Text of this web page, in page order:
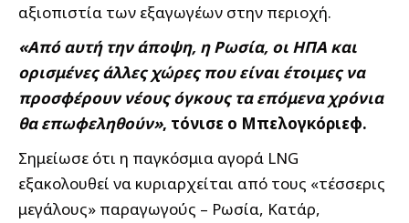
αξιοπιστία των εξαγωγέων στην περιοχή.
«Από αυτή την άποψη, η Ρωσία, οι ΗΠΑ και
ορισμένες άλλες χώρες που είναι έτοιμες να
προσφέρουν νέους όγκους τα επόμενα χρόνια
θα επωφεληθούν», τόνισε ο Μπελογκόριεφ.
Σημείωσε ότι η παγκόσμια αγορά LNG
εξακολουθεί να κυριαρχείται από τους «τέσσερις
μεγάλους» παραγωγούς – Ρωσία, Κατάρ,